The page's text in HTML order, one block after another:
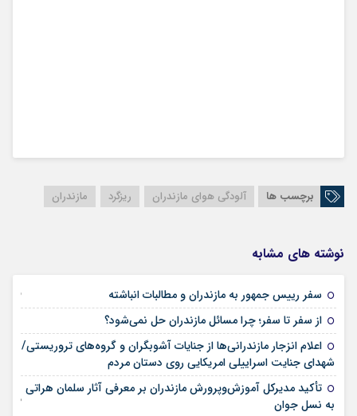
برچسب ها آلودگی هوای مازندران ریزگرد مازندران
نوشته های مشابه
سفر رییس جمهور به مازندران و مطالبات انباشته 25 فوریه 2026
از سفر تا سفر؛ چرا مسائل مازندران حل نمی‌شود؟
اعلام انزجار مازندرانی‌ها از جنایات آشوبگران و گروه‌های تروریستی/
شهدای جنایت اسراییلی امریکایی روی دستان مردم
تأکید مدیرکل آموزش‌وپرورش مازندران بر معرفی آثار سلمان هراتی
به نسل جوان
02 نوامبر 2025